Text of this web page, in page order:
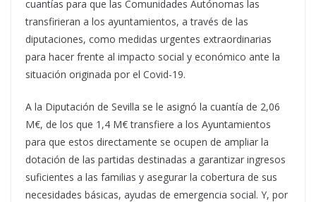
cuantías para que las Comunidades Autónomas las
transfirieran a los ayuntamientos, a través de las
diputaciones, como medidas urgentes extraordinarias
para hacer frente al impacto social y económico ante la
situación originada por el Covid-19.
A la Diputación de Sevilla se le asignó la cuantía de 2,06
M€, de los que 1,4 M€ transfiere a los Ayuntamientos
para que estos directamente se ocupen de ampliar la
dotación de las partidas destinadas a garantizar ingresos
suficientes a las familias y asegurar la cobertura de sus
necesidades básicas, ayudas de emergencia social. Y, por